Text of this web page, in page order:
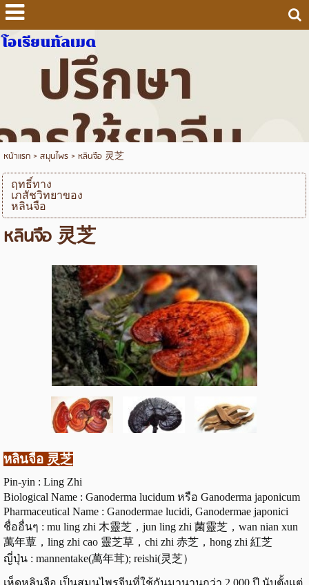
โอเรียนทัลเมด
หน้าแรก> สมุนไพร> หลินจือ 灵芝
ฤทธิ์ทาง
เภสัชวิทยาของ
หลินจือ
หลินจือ 灵芝
หลินจือ 灵芝
Pin-yin : Ling Zhi
Biological Name : Ganoderma lucidum หรือ Ganoderma japonicum
Pharmaceutical Name : Ganodermae lucidi, Ganodermae japonici
ชื่ออื่นๆ : mu ling zhi 木靈芝，jun ling zhi 菌靈芝，wan nian xun
萬年蕈，ling zhi cao 靈芝草，chi zhi 赤芝，hong zhi 紅芝
ญี่ปุ่น : mannentake(萬年茸); reishi(灵芝）
เห็ดหลินจือ เป็นสมุนไพรจีนที่ใช้กันมานานกว่า 2,000 ปี นับตั้งแต่